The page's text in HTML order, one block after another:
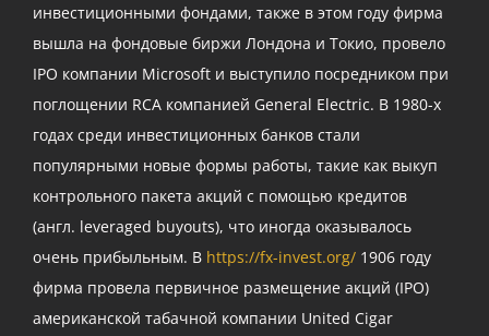
инвестиционными фондами, также в этом году фирма
вышла на фондовые биржи Лондона и Токио, провело
IPO компании Microsoft и выступило посредником при
поглощении RCA компанией General Electric. В 1980-х
годах среди инвестиционных банков стали
популярными новые формы работы, такие как выкуп
контрольного пакета акций с помощью кредитов
(англ. leveraged buyouts), что иногда оказывалось
очень прибыльным. В https://fx-invest.org/ 1906 году
фирма провела первичное размещение акций (IPO)
американской табачной компании United Cigar